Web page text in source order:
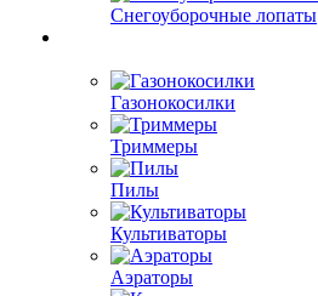
Снегоуборочные лопаты
Газонокосилки
Триммеры
Пилы
Культиваторы
Аэраторы